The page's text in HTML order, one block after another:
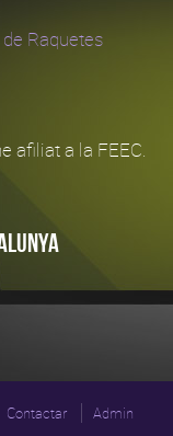
Raquetes
afiliat a la FEEC.
Contactar
Admin